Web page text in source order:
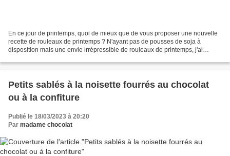
En ce jour de printemps, quoi de mieux que de vous proposer une nouvelle
recette de rouleaux de printemps ? N'ayant pas de pousses de soja à
disposition mais une envie irrépressible de rouleaux de printemps, j'ai
Petits sablés à la noisette fourrés au chocolat
ou à la confiture
Publié le 18/03/2023 à 20:20
Par madame chocolat